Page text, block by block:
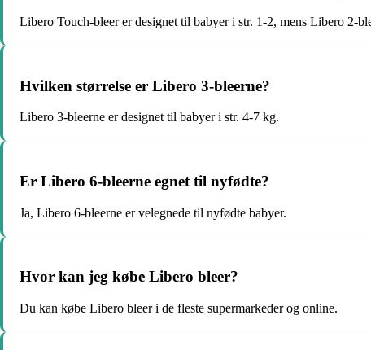
Libero Touch-bleer er designet til babyer i str. 1-2, mens Libero 2-
Hvilken størrelse er Libero 3-bleerne?
Libero 3-bleerne er designet til babyer i str. 4-7 kg.
Er Libero 6-bleerne egnet til nyfødte?
Ja, Libero 6-bleerne er velegnede til nyfødte babyer.
Hvor kan jeg købe Libero bleer?
Du kan købe Libero bleer i de fleste supermarkeder og online.